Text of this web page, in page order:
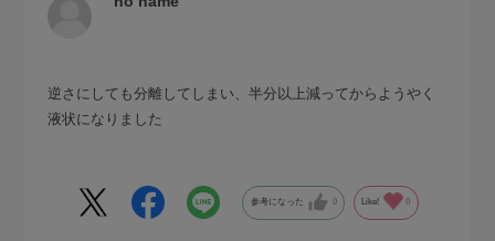
逆さにしても分離してしまい、半分以上減ってからようやく
液状になりました
参考になった 0 Like! 0